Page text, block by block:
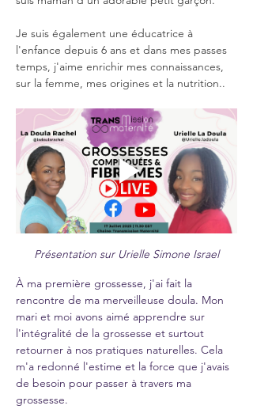
Je suis également une éducatrice à
l'enfance depuis 6 ans et dans mes passes
temps, j'aime enrichir mes connaissances,
sur la femme, mes origines et la nutrition..
Présentation sur Urielle Simone Israel
À ma première grossesse, j'ai fait la
rencontre de ma merveilleuse doula. Mon
mari et moi avons aimé apprendre sur
l'intégralité de la grossesse et surtout
retourner à nos pratiques naturelles. Cela
m'a redonné l'estime et la force que j'avais
de besoin pour passer à travers ma
grossesse.